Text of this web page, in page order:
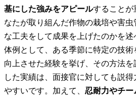
基にした強みをアピールすることが
なたが取り組んだ作物の栽培や害虫
な工夫をして成果を上げたのかを
体例として、ある季節に特定の技術
向上させた経験を挙げ、その方法を
した実績は、面接官に対しても説
やすいです。加えて、 忍耐力やチー